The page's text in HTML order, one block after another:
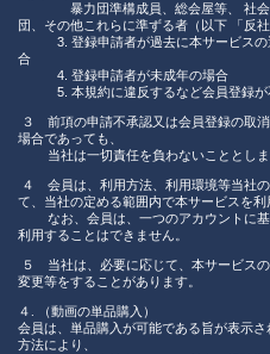
暴力団準構成員、総会屋等、 社会運
団、その他これらに準ずる者（以下 「反
3. 登録申請者が過去に本サービス
合
4. 登録申請者が未成年の場合
5. 本規約に違反するなど会員登録
３ 前項の申請不承認又は会員登録の取
場合であっても、
当社は一切責任を負わないこととしま
４ 会員は、利用方法、利用環境等当社
て、当社の定める範囲内で本サービスを利
なお、会員は、一つのアカウントに基
利用することはできません。
５ 当社は、必要に応じて、本サービス
変更等をすることがあります。
４. （動画の単品購入）
会員は、単品購入が可能である旨が表示
方法により、